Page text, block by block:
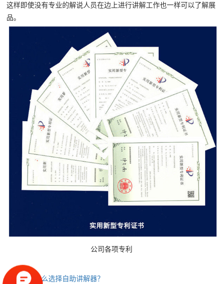
这样即使没有专业的解说人员在边上进行讲解工作也一样可以了解展
品。
公司各项专利
上一篇：
怎么选择自助讲解器？